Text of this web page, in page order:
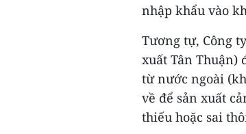
nhập khẩu vào
Tương tự, Công
xuất Tân Thuận)
từ nước ngoài
về để sản xuất
thiếu hoặc sai